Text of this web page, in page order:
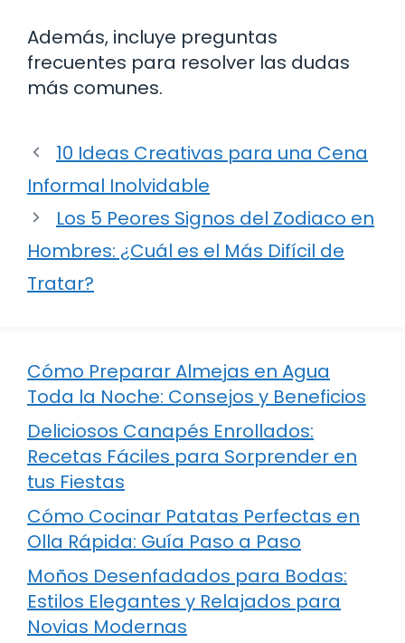
Además, incluye preguntas
frecuentes para resolver las dudas
más comunes.
10 Ideas Creativas para una Cena
Informal Inolvidable
Los 5 Peores Signos del Zodiaco en
Hombres: ¿Cuál es el Más Difícil de
Tratar?
Cómo Preparar Almejas en Agua
Toda la Noche: Consejos y Beneficios
Deliciosos Canapés Enrollados:
Recetas Fáciles para Sorprender en
tus Fiestas
Cómo Cocinar Patatas Perfectas en
Olla Rápida: Guía Paso a Paso
Moños Desenfadados para Bodas:
Estilos Elegantes y Relajados para
Novias Modernas